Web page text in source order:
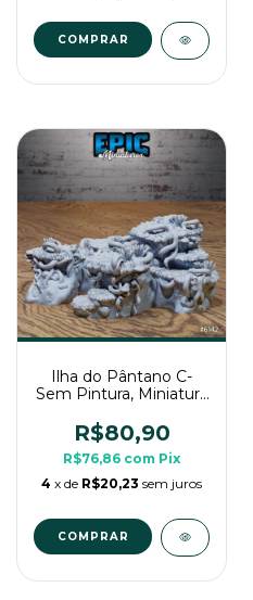
Ilha do Pântano C-
Sem Pintura, Miniatura
de Mesa
R$80,90
R$76,86 com Pix
4 x de R$20,23 sem juros